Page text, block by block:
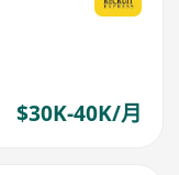
$30K-40K/月